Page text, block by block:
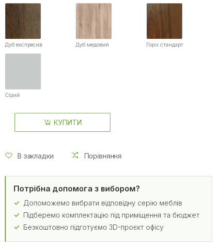
Дуб експресив Дуб медовий Горіх стандарт
Сірий
КУПИТИ
В закладки Порівняння
Потрібна допомога з вибором?
Допоможемо вибрати відповідну серію меблів
Підберемо комплектацію під приміщення та бюджет
Безкоштовно підготуємо 3D-проєкт офісу